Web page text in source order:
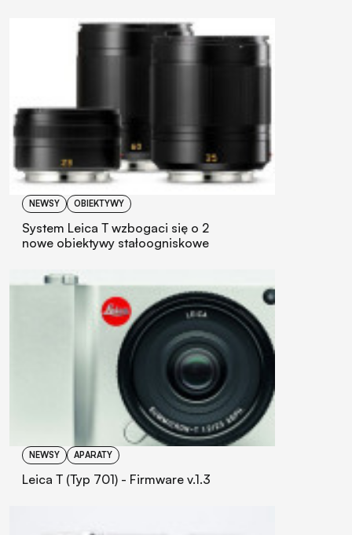
NEWSY OBIEKTYWY
System Leica T wzbogaci się o 2
nowe obiektywy stałoogniskowe
NEWSY APARATY
Leica T (Typ 701) - Firmware v.1.3